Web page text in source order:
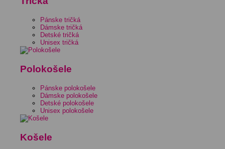
Pánske tričká
Dámske tričká
Detské tričká
Unisex tričká
Polokošele
Pánske polokošele
Dámske polokošele
Detské polokošele
Unisex polokošele
Košele